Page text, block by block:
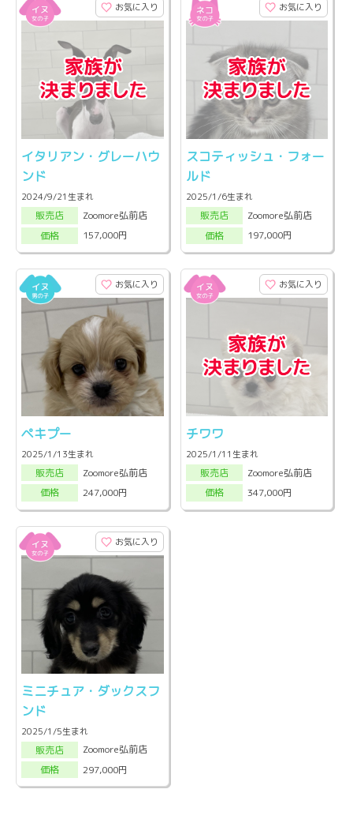
お気に入り
イタリアン・グレーハウ
ンド
2024/9/21生まれ
販売店
Zoomore弘前店
価格
157,000円
お気に入り
スコティッシュ・フォー
ルド
2025/1/6生まれ
販売店
Zoomore弘前店
価格
197,000円
お気に入り
ペキプー
2025/1/13生まれ
販売店
Zoomore弘前店
価格
247,000円
お気に入り
チワワ
2025/1/11生まれ
販売店
Zoomore弘前店
価格
347,000円
お気に入り
ミニチュア・ダックスフ
ンド
2025/1/5生まれ
販売店
Zoomore弘前店
価格
297,000円